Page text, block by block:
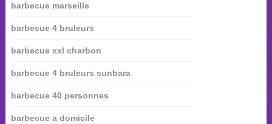
barbecue marseille
barbecue 4 bruleurs
barbecue xxl charbon
barbecue 4 bruleurs sunbara
barbecue 40 personnes
barbecue a domicile